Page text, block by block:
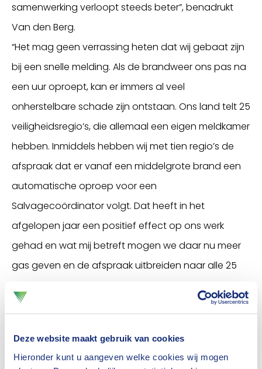
Deze website maakt gebruik van cookies
Hieronder kunt u aangeven welke cookies wij mogen
samenwerking verloopt steeds beter”, benadrukt
Van den Berg.
“Het mag geen verrassing heten dat wij gebaat zijn
bij een snelle melding. Als de brandweer ons pas na
een uur oproept, kan er immers al veel
onherstelbare schade zijn ontstaan. Ons land telt 25
veiligheidsregio’s, die allemaal een eigen meldkamer
hebben. Inmiddels hebben wij met tien regio’s de
afspraak dat er vanaf een middelgrote brand een
automatische oproep voor een
Salvagecoördinator volgt. Dat heeft in het
afgelopen jaar een positief effect op ons werk
gehad en wat mij betreft mogen we daar nu meer
gas geven en de afspraak uitbreiden naar alle 25
Geen zorgen, wel wensen
Echte zorgen naar aanleiding van de jaarcijfers
heeft Van den Berg niet, maar naast de snellere